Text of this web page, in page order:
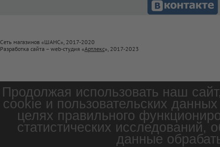
Сеть магазинов «ШАНС», 2017-2020
Разработка сайта – web-студия «Артлекс», 2017-2023
Продолжая использовать наш
cookie и пользовательских
целях правильного
статистических
данные